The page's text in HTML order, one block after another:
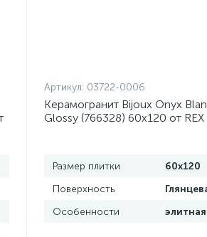
Артикул: 03722-0006
Керамогранит Bijoux Onyx
Glossy (766328) 60x120 от REX
Размер плитки
60x120
Поверхность
Особенности
элитная